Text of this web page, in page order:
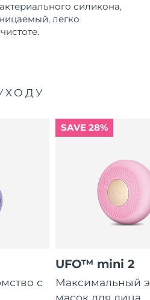
силикона,
легко
с
SAVE 28%
UFO™ mini 2
Максимальный
масок для лица